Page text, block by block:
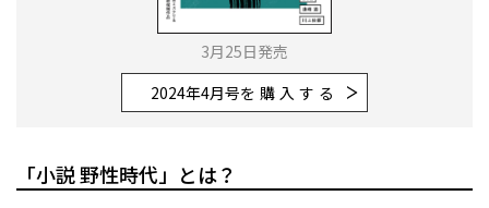
3月25日発売
2024年4月号を購入する
「小説 野性時代」とは？